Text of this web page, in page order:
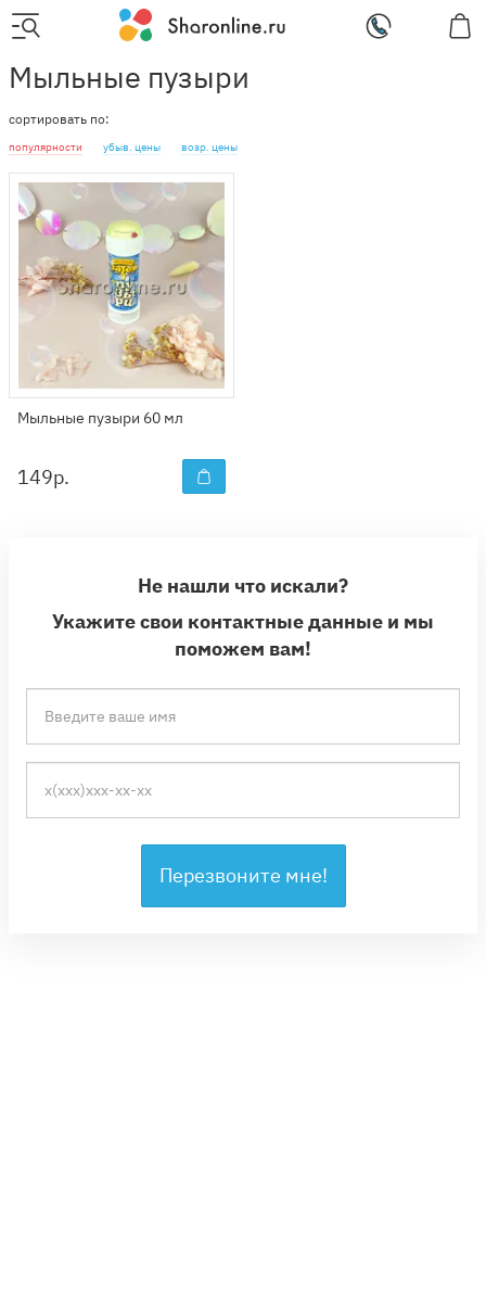
Мыльные пузыри
сортировать по:
популярности убыв. цены возр. цены
Мыльные пузыри 60 мл
149р.
Не нашли что искали?
Укажите свои контактные данные и мы
поможем вам!
Перезвоните мне!